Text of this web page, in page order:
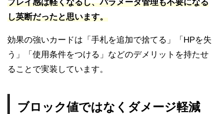
プレイ感は軽くなるし、パラメータ管理も不要になる
し英断だったと思います。
効果の強いカードは「手札を追加で捨てる」「HPを失
う」「使用条件をつける」などのデメリットを持たせ
ることで実装しています。
ブロック値ではなくダメージ軽減